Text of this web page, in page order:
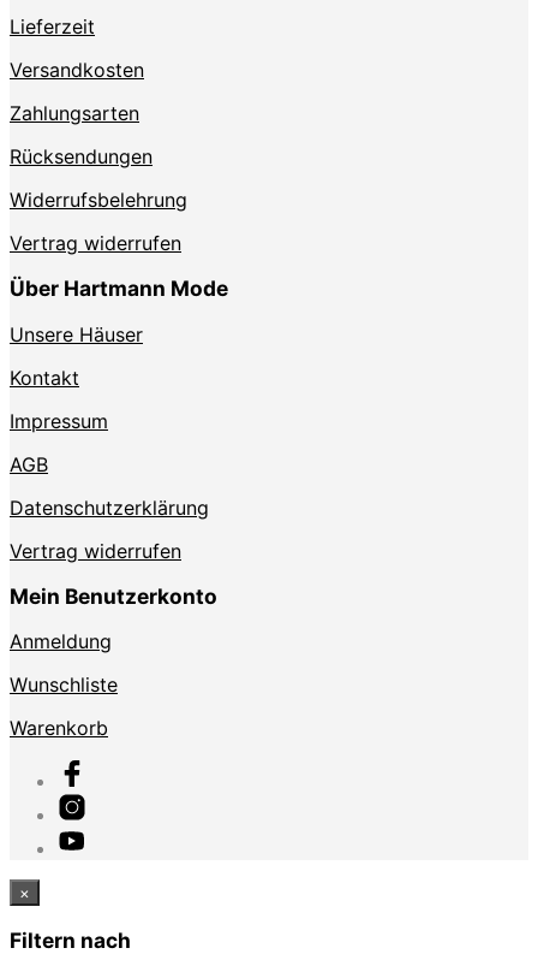
Lieferzeit
Versandkosten
Zahlungsarten
Rücksendungen
Widerrufsbelehrung
Vertrag widerrufen
Über Hartmann Mode
Unsere Häuser
Kontakt
Impressum
AGB
Datenschutzerklärung
Vertrag widerrufen
Mein Benutzerkonto
Anmeldung
Wunschliste
Warenkorb
×
Filtern nach